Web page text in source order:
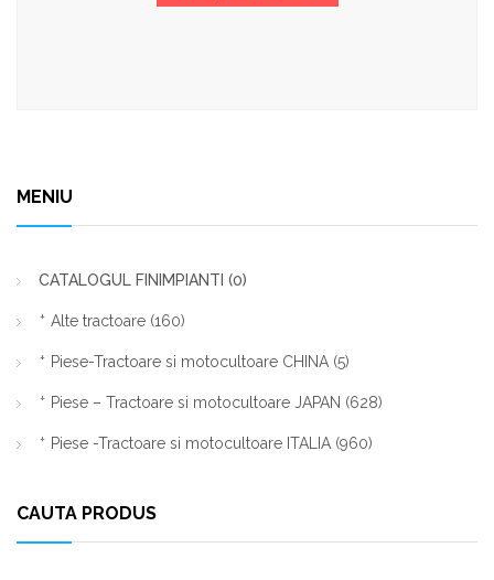
MENIU
CATALOGUL FINIMPIANTI (0)
Alte tractoare (160)
Piese-Tractoare si motocultoare CHINA (5)
Piese – Tractoare si motocultoare JAPAN (628)
Piese -Tractoare si motocultoare ITALIA (960)
CAUTA PRODUS